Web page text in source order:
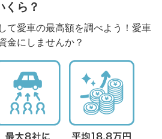
くら？
て愛車の最高額を調べよう！愛車
金にしませんか？